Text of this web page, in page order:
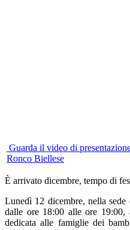
Guarda il video di
Ronco Biellese
È arrivato dicembre, tempo di
Lunedì 12 dicembre, nella
dalle ore 18:00 alle ore
dedicata alle famiglie dei